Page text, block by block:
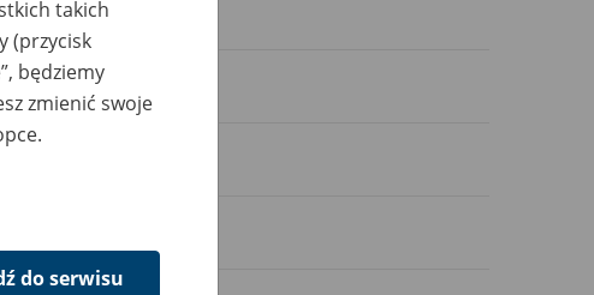
w dobrej formie
finansowe i stabilizacja
takich
(przycisk
będziemy
zmienić swoje
do serwisu